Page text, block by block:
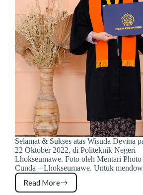
Selamat & Sukses atas Wisuda Devina
22 Oktober 2022, di Politeknik Negeri
Lhokseumawe. Foto oleh Mentari Photo
Cunda – Lhokseumawe. Untuk
Read More
Foto